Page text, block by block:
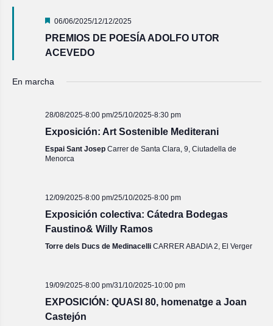
Destacado
06/06/2025/12/12/2025
PREMIOS DE POESÍA ADOLFO UTOR
ACEVEDO
En marcha
28/08/2025-8:00 pm/25/10/2025-8:30 pm
Exposición: Art Sostenible Mediterani
Espai Sant Josep Carrer de Santa Clara, 9, Ciutadella de
Menorca
12/09/2025-8:00 pm/25/10/2025-8:00 pm
Exposición colectiva: Cátedra Bodegas
Faustino& Willy Ramos
Torre dels Ducs de Medinacelli CARRER ABADIA 2, El Verger
19/09/2025-8:00 pm/31/10/2025-10:00 pm
EXPOSICIÓN: QUASI 80, homenatge a Joan
Castejón